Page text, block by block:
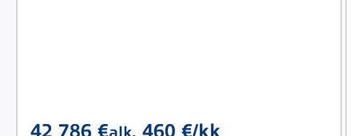
42 786 € 460 €/kk